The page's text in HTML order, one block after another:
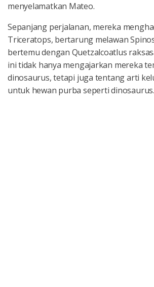
menyelamatkan Mateo.
Sepanjang perjalanan, mereka
Triceratops, bertarung melawan
bertemu dengan Quetzalcoatlus
ini tidak hanya mengajarkan mereka
dinosaurus, tetapi juga tentang arti
untuk hewan purba seperti dinosaurus.